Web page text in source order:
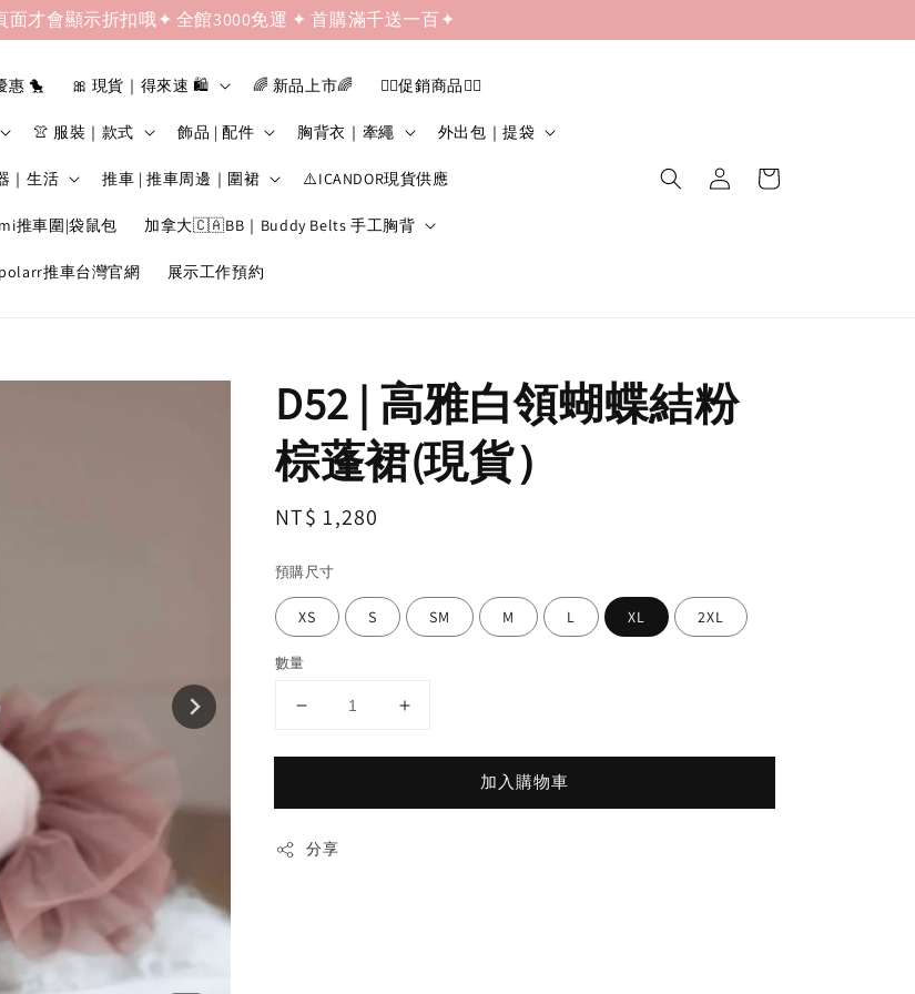
面才會顯示折扣哦✦ 全館3000免運 ✦ 首購滿千送一百✦
惠 🐤 🎀 現貨｜得來速 🛍️ 🌈 新品上市🌈 ❤️‍🔥促銷商品❤️‍🔥
👚 服裝｜款式 飾品 | 配件 胸背衣｜牽繩 外出包｜提袋
｜生活 推車 | 推車周邊｜圍裙 ⚠️ICANDOR現貨供應
推車圍|袋鼠包 加拿大🇨🇦BB｜Buddy Belts 手工胸背
推車台灣官網 展示工作預約
D52 | 高雅白領蝴蝶結粉
棕蓬裙(現貨）
Regular
NT$ 1,280
預購尺寸
XS S SM M L XL 2XL
數量
加入購物車
分享